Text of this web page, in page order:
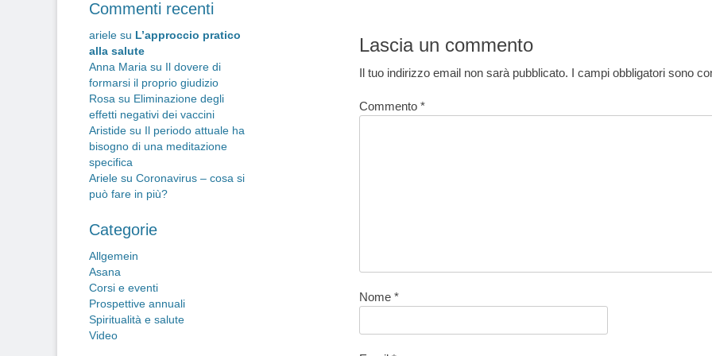
Lascia un commento
Il tuo indirizzo email non sarà pubblicato. I campi obbligatori sono
Commento *
Nome *
Commenti recenti
ariele su L’approccio pratico
alla salute
Anna Maria su Il dovere di
formarsi il proprio giudizio
Rosa su Eliminazione degli
effetti negativi dei vaccini
Aristide su Il periodo attuale ha
bisogno di una meditazione
specifica
Ariele su Coronavirus – cosa si
può fare in più?
Categorie
Allgemein
Asana
Corsi e eventi
Prospettive annuali
Spiritualità e salute
Video